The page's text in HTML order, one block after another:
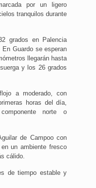
por un ligero
tranquilos durante
grados en Palencia
Guardo se esperan
llegarán hasta
y los 26 grados
a moderado, con
horas del día,
norte o
de Campoo con
un ambiente fresco
cálido.
de tiempo estable y